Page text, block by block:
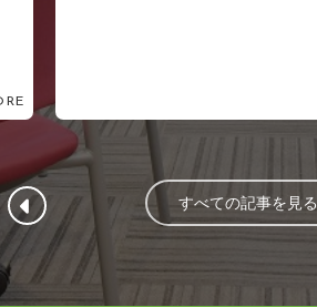
MORE
すべての記事を見る